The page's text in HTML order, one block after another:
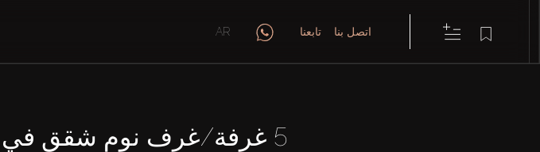
AR تابعنا اتصل بنا
5 غرفة/غرف نوم شقق في CAVALLI CASA TOWER